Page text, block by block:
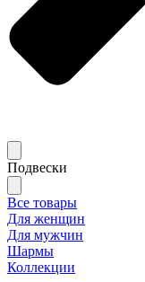
Подвески
Все товары
Для женщин
Для мужчин
Шармы
Коллекции